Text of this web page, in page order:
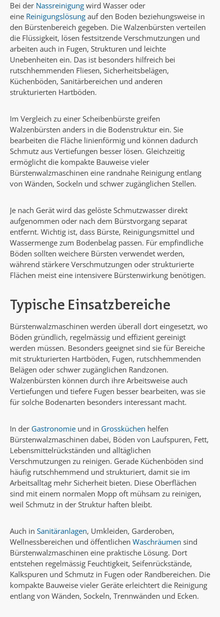
Bei der Nassreinigung wird Wasser oder
eine Reinigungslösung auf den Boden beziehungsweise in
den Bürstenbereich gegeben. Die Walzenbürsten verteilen
die Flüssigkeit, lösen festsitzende Verschmutzungen und
arbeiten auch in Fugen, Strukturen und leichte
Unebenheiten ein. Das ist besonders hilfreich bei
rutschhemmenden Fliesen, Sicherheitsbelägen,
Küchenböden, Sanitärbereichen und anderen
strukturierten Hartböden.
Im Vergleich zu einer Scheibenbürste greifen
Walzenbürsten anders in die Bodenstruktur ein. Sie
bearbeiten die Fläche linienförmig und können dadurch
Schmutz aus Vertiefungen besser lösen. Gleichzeitig
ermöglicht die kompakte Bauweise vieler
Bürstenwalzmaschinen eine randnahe Reinigung entlang
von Wänden, Sockeln und schwer zugänglichen Stellen.
Je nach Gerät wird das gelöste Schmutzwasser direkt
aufgenommen oder nach dem Bürstvorgang separat
entfernt. Wichtig ist, dass Bürste, Reinigungsmittel und
Wassermenge zum Bodenbelag passen. Für empfindliche
Böden sollten weichere Bürsten verwendet werden,
während stärkere Verschmutzungen oder strukturierte
Flächen meist eine intensivere Bürstenwirkung benötigen.
Typische Einsatzbereiche
Bürstenwalzmaschinen werden überall dort eingesetzt, wo
Böden gründlich, regelmässig und effizient gereinigt
werden müssen. Besonders geeignet sind sie für Bereiche
mit strukturierten Hartböden, Fugen, rutschhemmenden
Belägen oder schwer zugänglichen Randzonen.
Walzenbürsten können durch ihre Arbeitsweise auch
Vertiefungen und tiefere Fugen besser bearbeiten, was sie
für solche Bodenarten besonders interessant macht.
In der Gastronomie und in Grossküchen helfen
Bürstenwalzmaschinen dabei, Böden von Laufspuren, Fett,
Lebensmittelrückständen und alltäglichen
Verschmutzungen zu reinigen. Gerade Küchenböden sind
häufig rutschhemmend und strukturiert, damit sie im
Arbeitsalltag mehr Sicherheit bieten. Diese Oberflächen
sind mit einem normalen Mopp oft mühsam zu reinigen,
weil Schmutz in der Struktur haften bleibt.
Auch in Sanitäranlagen, Umkleiden, Garderoben,
Wellnessbereichen und öffentlichen Waschräumen sind
Bürstenwalzmaschinen eine praktische Lösung. Dort
entstehen regelmässig Feuchtigkeit, Seifenrückstände,
Kalkspuren und Schmutz in Fugen oder Randbereichen. Die
kompakte Bauweise vieler Geräte erleichtert die Reinigung
entlang von Wänden, Sockeln, Trennwänden und Ecken.